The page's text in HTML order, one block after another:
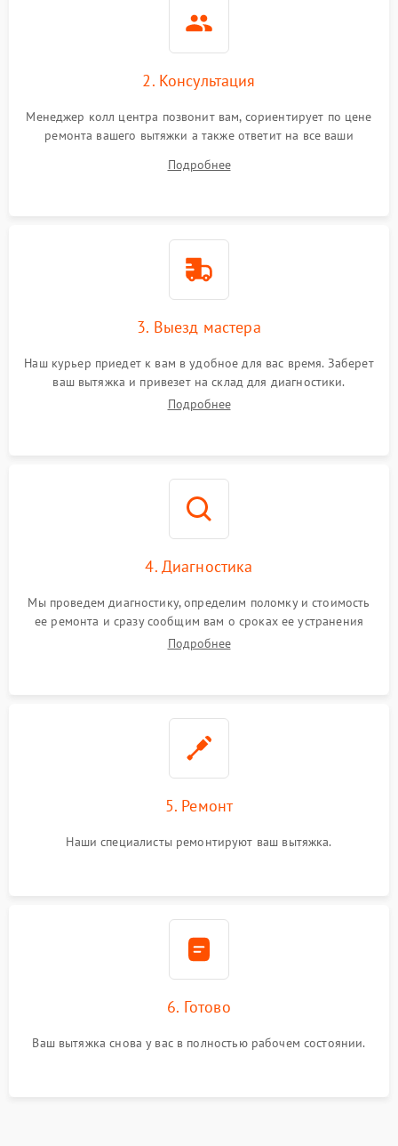
2. Консультация
Менеджер колл центра позвонит вам, сориентирует по цене
ремонта вашего вытяжки а также ответит на все ваши
Подробнее
3. Выезд мастера
Наш курьер приедет к вам в удобное для вас время. Заберет
ваш вытяжка и привезет на склад для диагностики.
Подробнее
4. Диагностика
Мы проведем диагностику, определим поломку и стоимость
ее ремонта и сразу сообщим вам о сроках ее устранения
Подробнее
5. Ремонт
Наши специалисты ремонтируют ваш вытяжка.
6. Готово
Ваш вытяжка снова у вас в полностью рабочем состоянии.